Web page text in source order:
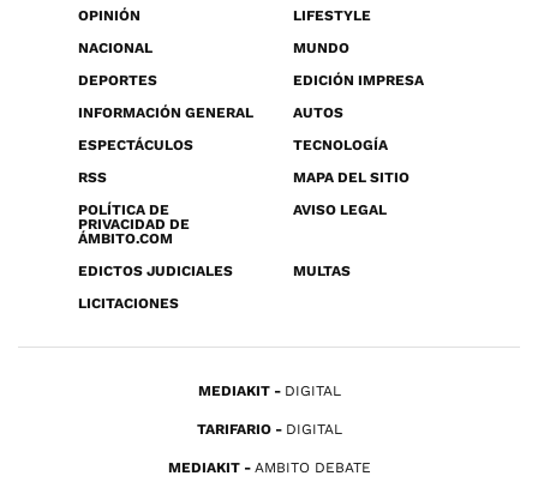
OPINIÓN
LIFESTYLE
NACIONAL
MUNDO
DEPORTES
EDICIÓN IMPRESA
INFORMACIÓN GENERAL
AUTOS
ESPECTÁCULOS
TECNOLOGÍA
RSS
MAPA DEL SITIO
POLÍTICA DE
PRIVACIDAD DE
ÁMBITO.COM
AVISO LEGAL
EDICTOS JUDICIALES
MULTAS
LICITACIONES
MEDIAKIT DIGITAL
TARIFARIO DIGITAL
MEDIAKIT AMBITO DEBATE